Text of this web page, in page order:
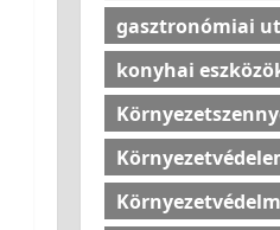
gasztronómiai
konyhai